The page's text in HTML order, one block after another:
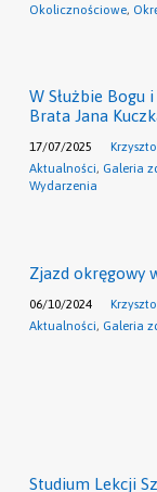
Okolicznościowe,
W Służbie Bogu
Brata Jana
17/07/2025
Aktualności, Galeria
Wydarzenia
Zjazd okręgowy
06/10/2024
Aktualności, Galeria
Studium Lekcji